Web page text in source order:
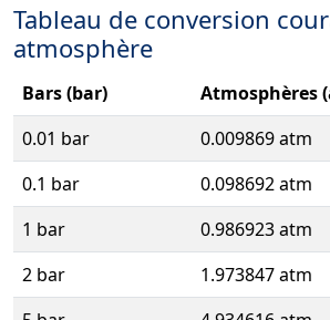
Tableau de conversion
atmosphère
Bars (bar)
Atmosphères
0.01 bar
0.009869 atm
0.1 bar
0.098692 atm
1 bar
0.986923 atm
2 bar
1.973847 atm